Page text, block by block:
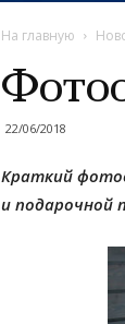
На главную
22/06/2018
Краткий
и подарочной